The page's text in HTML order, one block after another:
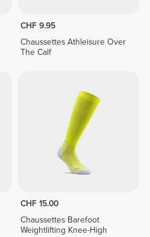
CHF 9.95
Chaussettes Athleisure Over
The Calf
CHF 15.00
Chaussettes Barefoot
Weightlifting Knee-High